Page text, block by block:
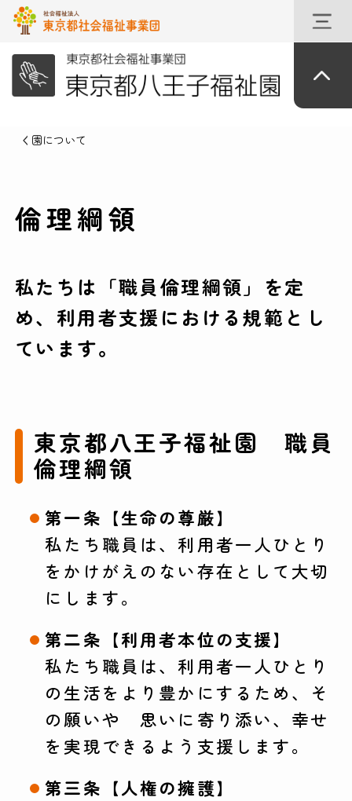
園について
倫理綱領
私たちは「職員倫理綱領」を定
め、利用者支援における規範とし
ています。
東京都八王子福祉園 職員
倫理綱領
第一条【生命の尊厳】
私たち職員は、利用者一人ひとり
をかけがえのない存在として大切
にします。
第二条【利用者本位の支援】
私たち職員は、利用者一人ひとり
の生活をより豊かにするため、そ
の願いや 思いに寄り添い、幸せ
を実現できるよう支援します。
第三条【人権の擁護】